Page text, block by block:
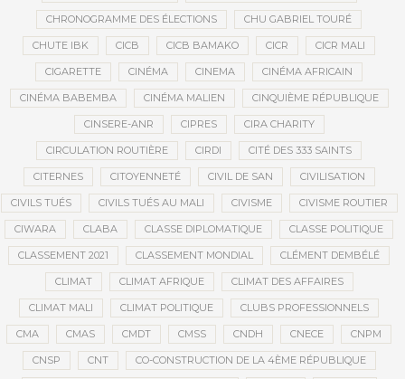
CHRONOGRAMME DES ÉLECTIONS CHU GABRIEL TOURÉ
CHUTE IBK CICB CICB BAMAKO CICR CICR MALI
CIGARETTE CINÉMA CINEMA CINÉMA AFRICAIN
CINÉMA BABEMBA CINÉMA MALIEN CINQUIÈME RÉPUBLIQUE
CINSERE-ANR CIPRES CIRA CHARITY
CIRCULATION ROUTIÈRE CIRDI CITÉ DES 333 SAINTS
CITERNES CITOYENNETÉ CIVIL DE SAN CIVILISATION
CIVILS TUÉS CIVILS TUÉS AU MALI CIVISME CIVISME ROUTIER
CIWARA CLABA CLASSE DIPLOMATIQUE CLASSE POLITIQUE
CLASSEMENT 2021 CLASSEMENT MONDIAL CLÉMENT DEMBÉLÉ
CLIMAT CLIMAT AFRIQUE CLIMAT DES AFFAIRES
CLIMAT MALI CLIMAT POLITIQUE CLUBS PROFESSIONNELS
CMA CMAS CMDT CMSS CNDH CNECE CNPM
CNSP CNT CO-CONSTRUCTION DE LA 4ÈME RÉPUBLIQUE